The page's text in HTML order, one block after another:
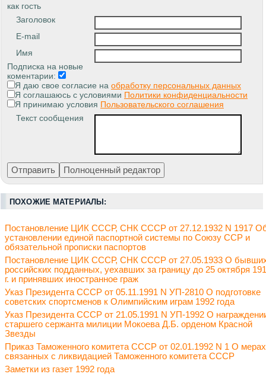
как гость
Заголовок
E-mail
Имя
Подписка на новые
коментарии:
Я даю свое согласие на обработку персональных данных
Я соглашаюсь с условиями Политики конфиденциальности
Я принимаю условия Пользовательского соглашения
Текст сообщения
ПОХОЖИЕ МАТЕРИАЛЫ:
Постановление ЦИК СССР, СНК СССР от 27.12.1932 N 1917
установлении единой паспортной системы по Союзу ССР и
обязательной прописки паспортов
Постановление ЦИК СССР, СНК СССР от 27.05.1933 О
российских подданных, уехавших за границу до 25 октября
г. и принявших иностранное граж
Указ Президента СССР от 05.11.1991 N УП-2810 О подготовке
советских спортсменов к Олимпийским играм 1992 года
Указ Президента СССР от 21.05.1991 N УП-1992 О
старшего сержанта милиции Мокоева Д.Б. орденом Красной
Звезды
Приказ Таможенного комитета СССР от 02.01.1992 N 1 О
связанных с ликвидацией Таможенного комитета СССР
Заметки из газет 1992 года